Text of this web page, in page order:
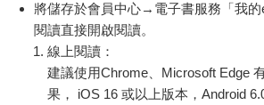
將儲存於會員中心→電子書服務「我的
閱讀直接開啟閱讀。
線上閱讀：
建議使用Chrome、Microsoft Edge
果， iOS 16 或以上版本，Android